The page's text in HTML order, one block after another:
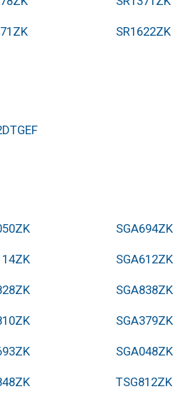
SR1622ZK
SGA694ZK
SGA612ZK
SGA838ZK
SGA379ZK
SGA048ZK
TSG812ZK